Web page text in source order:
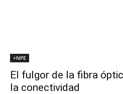
+NPE
El fulgor de la fibra
la conectividad